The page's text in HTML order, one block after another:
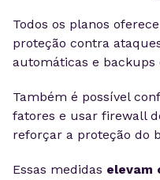
Todos os planos
proteção contra
automáticas e backups
Também é possível
fatores e usar firewall
reforçar a proteção do
Essas medidas elevam